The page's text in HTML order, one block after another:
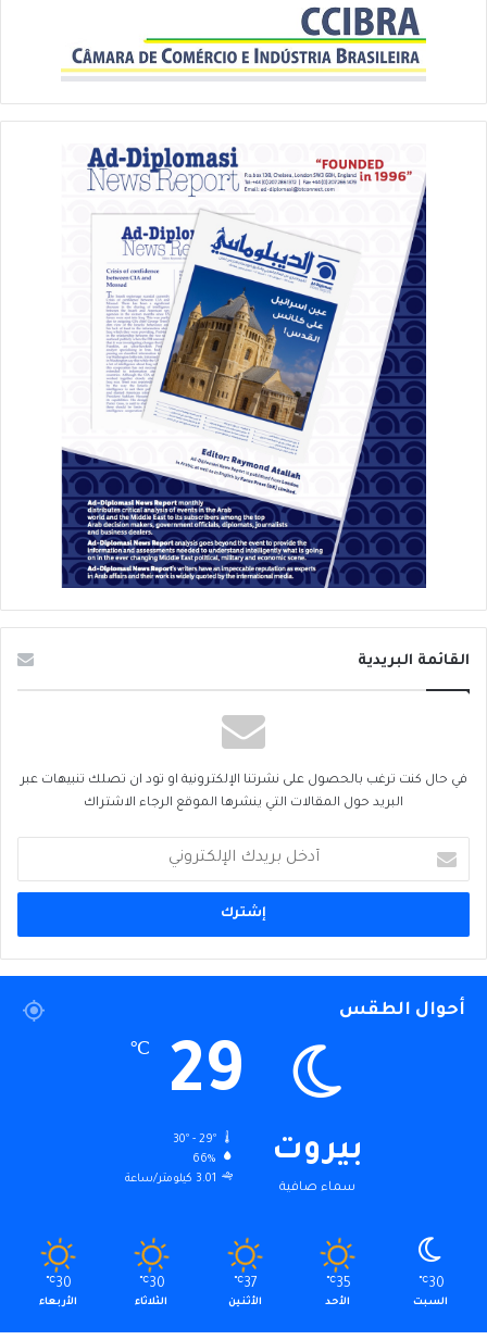
القائمة البريدية
في حال كنت ترغب بالحصول على نشرتنا الإلكترونية او تود ان تصلك تنبيهات عبر
البريد حول المقالات التي ينشرها الموقع الرجاء الاشتراك
بريدك
الإلكتروني
أحوال الطقس
بيروت
سماء صافية
29
℃
30º - 29º
66%
3.01 كيلومتر/ساعة
30
℃
السبت
35
℃
الأحد
37
℃
الأثنين
30
℃
الثلاثاء
30
℃
الأربعاء